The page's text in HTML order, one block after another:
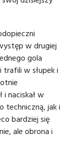
w drugiej
gola
trafili w słupek i
naciskał w
techniczną, jak i
bardziej się
ale obrona i